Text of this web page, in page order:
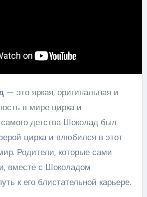
— это яркая, оригинальная и
в мире цирка и
детства Шоколад был
цирка и влюбился в этот
Родители, которые сами
вместе с Шоколадом
к его блистательной карьере.